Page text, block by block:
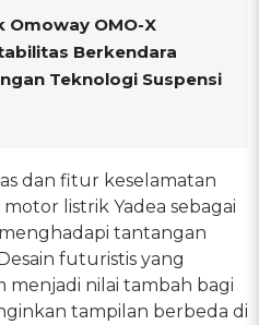
OMO-X
Berkendara
Teknologi Suspensi
dan fitur keselamatan
listrik Yadea sebagai
tantangan
futuristis yang
menjadi nilai tambah bagi
tampilan berbeda di